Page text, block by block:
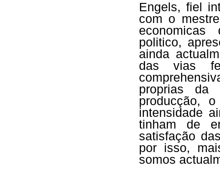
Engels, fiel
com o
economicas
politico,
ainda
das vias
proprias da
producção,
intensidade
tinham de
satisfação
por isso,
somos